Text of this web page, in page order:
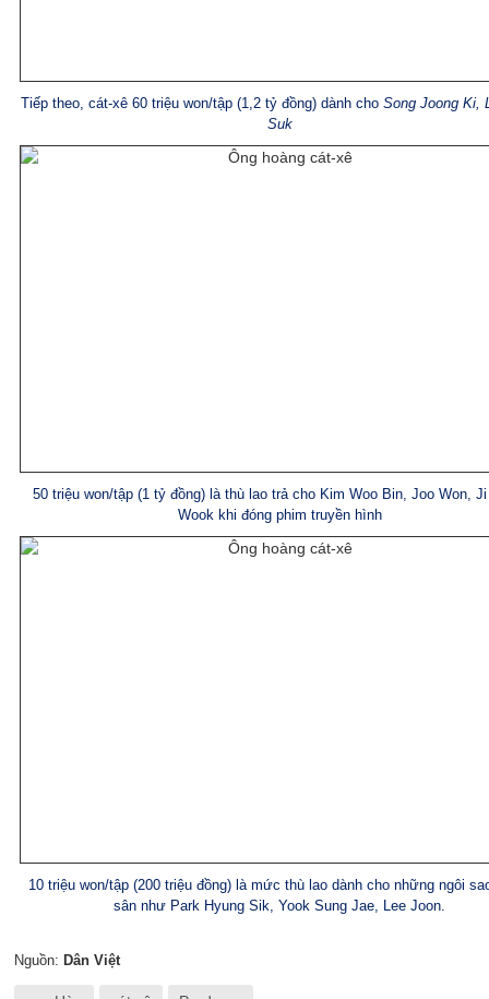
Tiếp theo, cát-xê 60 triệu won/tập (1,2 tỷ đồng) dành cho Song Joong Ki,
Suk
50 triệu won/tập (1 tỷ đồng) là thù lao trả cho Kim Woo Bin, Joo Won, Ji
Wook khi đóng phim truyền hình
10 triệu won/tập (200 triệu đồng) là mức thù lao dành cho những ngôi
sân như Park Hyung Sik, Yook Sung Jae, Lee Joon.
Nguồn: Dân Việt